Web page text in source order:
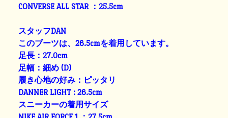
CONVERSE ALL STAR ：25.5cm
スタッフDAN
このブーツは、26.5cmを着用しています。
足長：27.0cm
足幅：細め (D)
履き心地の好み：ピッタリ
DANNER LIGHT : 26.5cm
スニーカーの着用サイズ